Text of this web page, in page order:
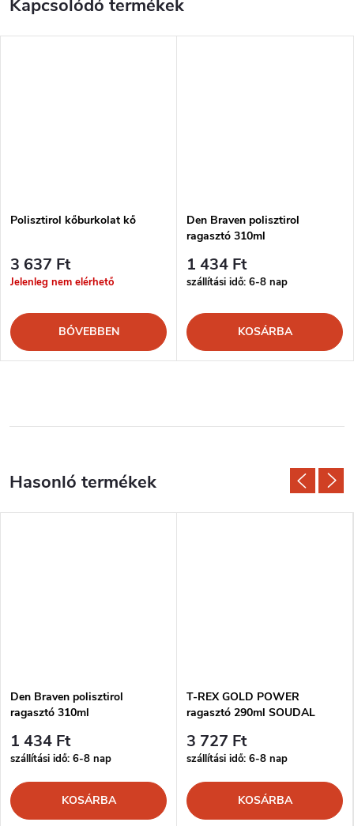
Kapcsolódó termékek
Polisztirol kőburkolat kő
3 637 Ft
Jelenleg nem elérhető
BŐVEBBEN
Den Braven polisztirol
ragasztó 310ml
1 434 Ft
szállítási idő: 6-8 nap
KOSÁRBA
Den Braven polisztirol
ragasztó 310ml
1 434 Ft
szállítási idő: 6-8 nap
KOSÁRBA
T-REX GOLD POWER
ragasztó 290ml SOUDAL
3 727 Ft
szállítási idő: 6-8 nap
KOSÁRBA